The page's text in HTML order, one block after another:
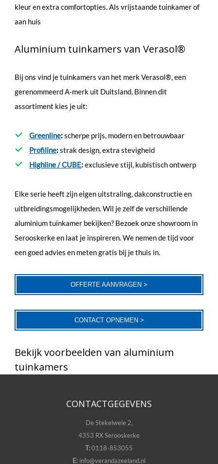
kleur en extra comfortopties. Als vrijstaande tuinkamer of
aan huis
Aluminium tuinkamers van Verasol®
Bij ons vind je tuinkamers van het merk Verasol®, een
gerenommeerd A-merk uit Duitsland. Binnen dit
assortiment kies je uit:
Greenline:scherpe prijs, modern en betrouwbaar
Profiline:strak design, extra stevigheid
Highline / CUBE:exclusieve stijl, kubistisch ontwerp
Elke serie heeft zijn eigen uitstraling, dakconstructie en
uitbreidingsmogelijkheden. Wil je zelf de verschillende
aluminium tuinkamer bekijken? Bezoek onze showroom in
Serooskerke en laat je inspireren. We nemen de tijd voor
een goed advies en meten gratis bij je thuis in.
OFFERTE AANVRAGEN >
CONTACT OPNEMEN >
Bekijk voorbeelden van aluminium
tuinkamers
CONTACTGEGEVENS
De Stekelweie 2,
4353 RX Serooskerke
T:0118-853055
E: info@verandazeeland.nl